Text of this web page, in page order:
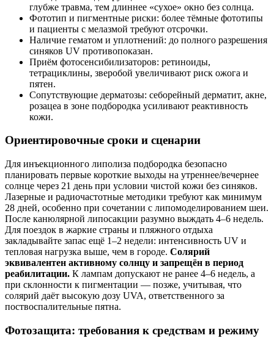
глубже травма, тем длиннее «сухое» окно без солнца.
Фототип и пигментные риски: более тёмные фототипы
и пациенты с мелазмой требуют отсрочки.
Наличие гематом и уплотнений: до полного разрешения
синяков UV противопоказан.
Приём фотосенсибилизаторов: ретиноиды,
тетрациклины, зверобой увеличивают риск ожога и
пятен.
Сопутствующие дерматозы: себорейный дерматит, акне,
розацеа в зоне подбородка усиливают реактивность
кожи.
Ориентировочные сроки и сценарии
Для инъекционного липолиза подбородка безопасно
планировать первые короткие выходы на утреннее/вечернее
солнце через 21 день при условии чистой кожи без синяков.
Лазерные и радиочастотные методики требуют как минимум
28 дней, особенно при сочетании с липомоделированием шеи.
После канюлярной липосакции разумно выждать 4–6 недель.
Для поездок в жаркие страны и пляжного отдыха
закладывайте запас ещё 1–2 недели: интенсивность UV и
тепловая нагрузка выше, чем в городе. Солярий
эквивалентен активному солнцу и запрещён в период
реабилитации. К лампам допускают не ранее 4–6 недель, а
при склонности к пигментации — позже, учитывая, что
солярий даёт высокую дозу UVA, ответственного за
поствоспалительные пятна.
Фотозащита: требования к средствам и режиму